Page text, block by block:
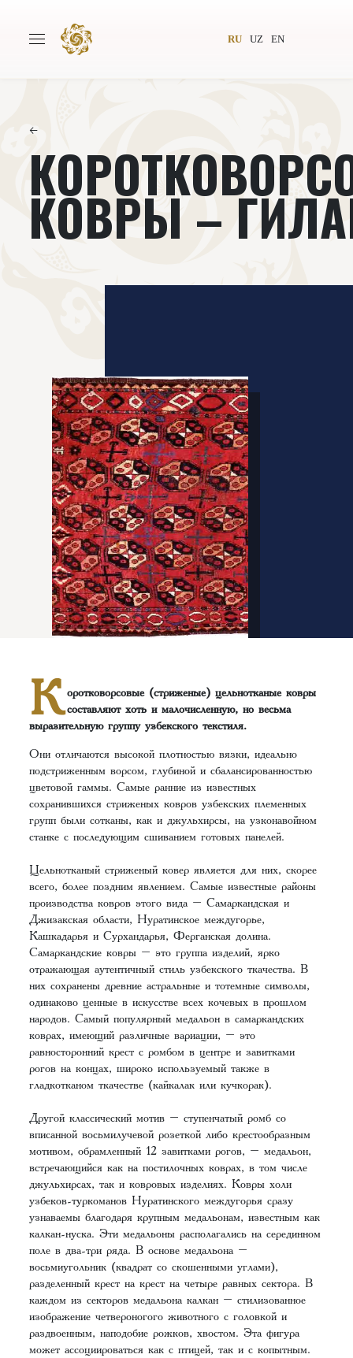
RU UZ EN
Авторы Всемирное общество
Издательство
←
КОВРЫ –
К оротковорсовые (стриженые) цельнотканые ковры
составляют хоть и малочисленную, но весьма
выразительную группу узбекского текстиля.
Они отличаются высокой плотностью вязки, идеально
подстриженным ворсом, глубиной и сбалансированностью
цветовой гаммы. Самые ранние из известных
сохранившихся стриженых ковров узбекских племенных
групп были сотканы, как и джульхирсы, на узконавойном
станке с последующим сшиванием готовых панелей.
Цельнотканый стриженый ковер является для них, скорее
всего, более поздним явлением. Самые известные районы
производства ковров этого вида – Самаркандская и
Джизакская области, Нуратинское междугорье,
Кашкадарья и Сурхандарья, Ферганская долина.
Самаркандские ковры – это группа изделий, ярко
отражающая аутентичный стиль узбекского ткачества. В
них сохранены древние астральные и тотемные символы,
одинаково ценные в искусстве всех кочевых в прошлом
народов. Самый популярный медальон в самаркандских
коврах, имеющий различные вариации, – это
равносторонний крест с ромбом в центре и завитками
рогов на концах, широко используемый также в
гладкотканом ткачестве (кайкалак или кучкорак).
Другой классический мотив – ступенчатый ромб со
вписанной восьмилучевой розеткой либо крестообразным
мотивом, обрамленный 12 завитками рогов, – медальон,
встречающийся как на постилочных коврах, в том числе
джульхирсах, так и ковровых изделиях. Ковры холи
узбеков-туркоманов Нуратинского междугорья сразу
узнаваемы благодаря крупным медальонам, известным как
калкан-нуска. Эти медальоны располагались на серединном
поле в два-три ряда. В основе медальона –
восьмиугольник (квадрат со скошенными углами),
разделенный крест на крест на четыре равных сектора. В
каждом из секторов медальона калкан – стилизованное
изображение четвероногого животного с головкой и
раздвоенным, наподобие рожков, хвостом. Эта фигура
может ассоциироваться как с птицей, так и с копытным.